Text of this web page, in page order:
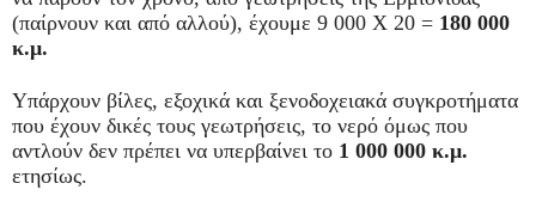
(παίρνουν και από αλλού), έχουμε 9 000 Χ 20 = 180 000
κ.μ.
Υπάρχουν βίλες, εξοχικά και ξενοδοχειακά συγκροτήματα
που έχουν δικές τους γεωτρήσεις, το νερό όμως που
αντλούν δεν πρέπει να υπερβαίνει το 1 000 000 κ.μ.
ετησίως.